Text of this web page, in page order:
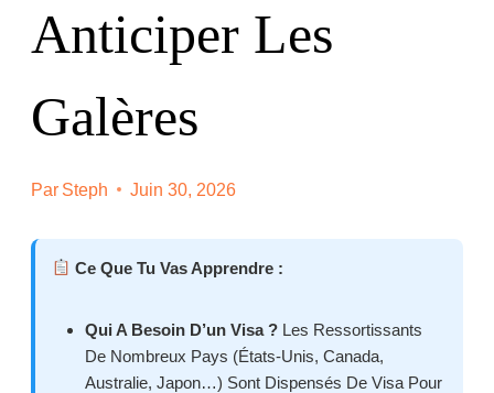
Anticiper Les
Galères
Par Steph Juin 30, 2026
Ce Que Tu Vas Apprendre :
Qui A Besoin D’un Visa ? Les Ressortissants
De Nombreux Pays (États-Unis, Canada,
Australie, Japon…) Sont Dispensés De Visa Pour